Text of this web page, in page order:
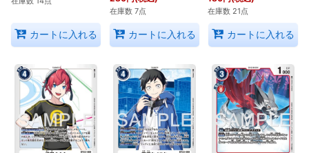
カートに入れる
在庫数 7点
カートに入れる
在庫数 21点
カートに入れる